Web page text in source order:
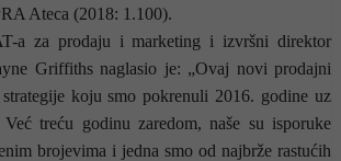
Ateca (2018: 1.100).
a za prodaju i marketing i izvršni direktor
Griffiths naglasio je: „Ovaj novi prodajni
koju smo pokrenuli 2016. godine uz
treću godinu zaredom, naše su isporuke
brojevima i jedna smo od najbrže rastućih